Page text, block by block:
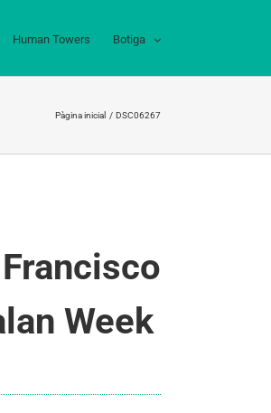
Human Towers Botiga
Pàgina inicial DSC06267
Week